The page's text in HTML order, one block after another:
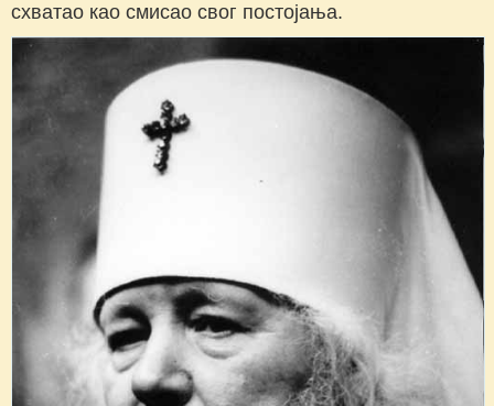
схватао као смисао свог постојања.